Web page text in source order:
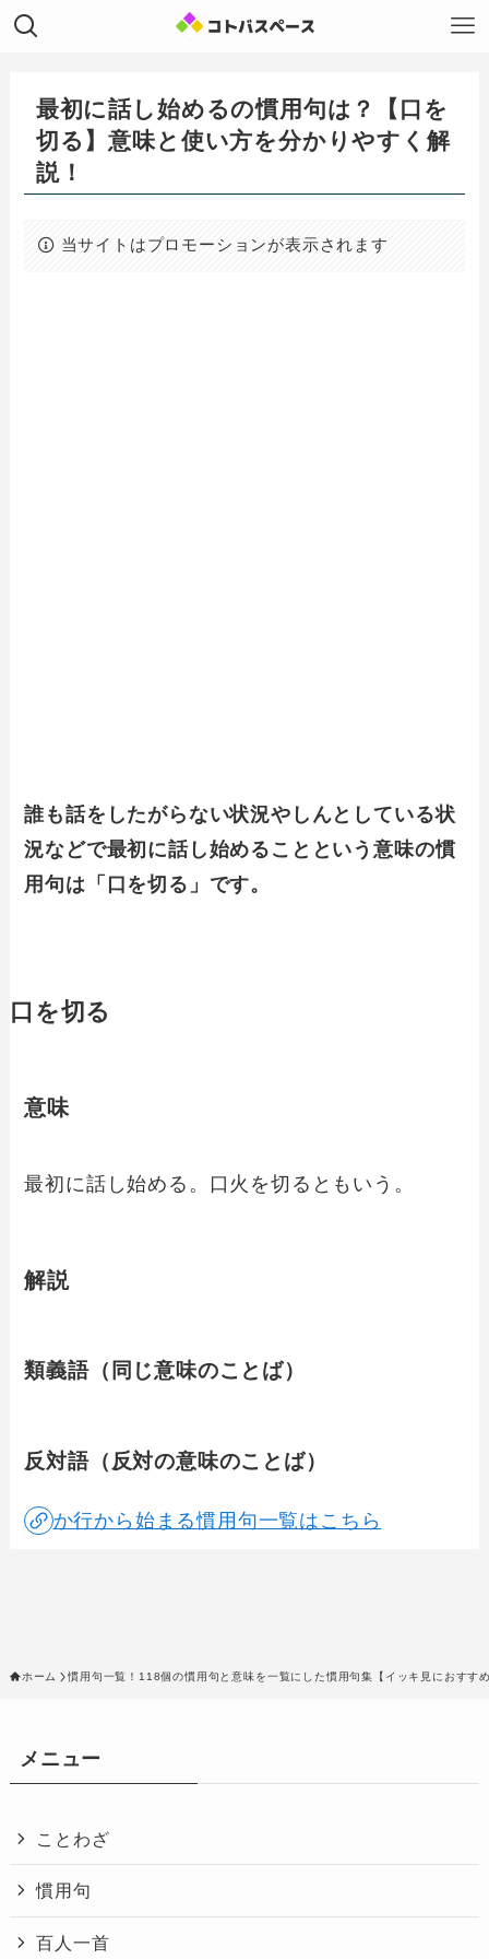
最初に話し始めるの慣用句は？【口を
切る】意味と使い方を分かりやすく解
説！
当サイトはプロモーションが表示されます
誰も話をしたがらない状況やしんとしている状
況などで最初に話し始めることという意味の慣
用句は「口を切る」です。
口を切る
意味
最初に話し始める。口火を切るともいう。
解説
類義語（同じ意味のことば）
反対語（反対の意味のことば）
か行から始まる慣用句一覧はこちら
ホーム 慣用句一覧！118個の慣用句と意味を一覧にした慣用句集【イッキ見におすす
メニュー
ことわざ
慣用句
百人一首